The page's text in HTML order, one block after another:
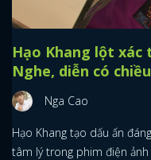
Hạo Khang lột xác
Nghe, diễn có
Nga Cao
Hạo Khang tạo dấu ấn
tâm lý trong phim điện ảnh